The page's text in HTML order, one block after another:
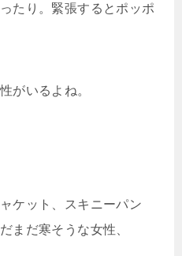
たり。緊張するとポッポ
がいるよね。
ケット、スキニーパン
まだ寒そうな女性、